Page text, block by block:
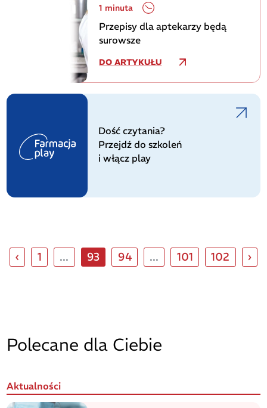
1 minuta
Przepisy dla aptekarzy będą
surowsze
DO ARTYKUŁU
Dość czytania?
Przejdź do szkoleń
i włącz play
‹ 1 ... 93 94 ... 101 102 ›
Polecane dla Ciebie
Aktualności